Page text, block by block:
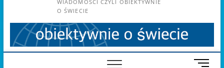
WIADOMOŚCI CZYLI OBIEKTYWNIE
O ŚWIECIE
M